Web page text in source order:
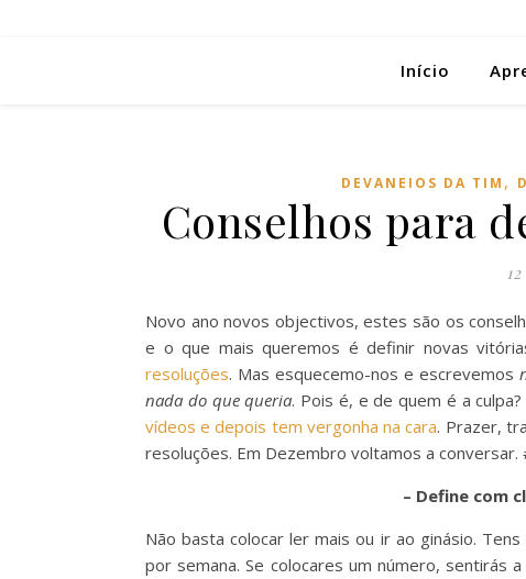
Início
DEVANEIOS DA TIM ,
Conselhos para
Novo ano novos objectivos, estes são os
e o que mais queremos é definir novas
resoluções. Mas esquecemo-nos e escrevemos
nada do que queria. Pois é, e de quem é a
vídeos e depois tem vergonha na cara. Prazer,
resoluções. Em Dezembro voltamos a conversar.
– Define com
Não basta colocar ler mais ou ir ao ginásio.
por semana. Se colocares um número, sentirás